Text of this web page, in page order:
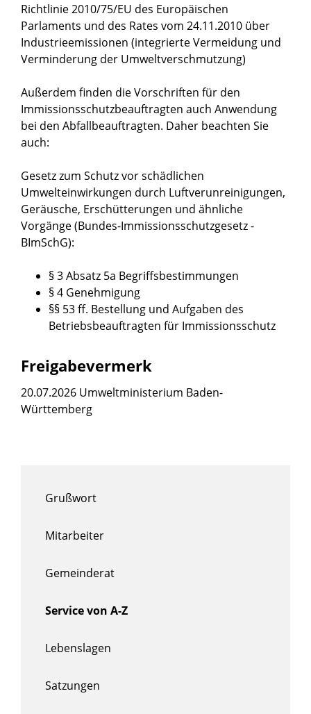
Richtlinie 2010/75/EU des Europäischen
Parlaments und des Rates vom 24.11.2010 über
Industrieemissionen (integrierte Vermeidung und
Verminderung der Umweltverschmutzung)
Außerdem finden die Vorschriften für den
Immissionsschutzbeauftragten auch Anwendung
bei den Abfallbeauftragten. Daher beachten Sie
auch:
Gesetz zum Schutz vor schädlichen
Umwelteinwirkungen durch Luftverunreinigungen,
Geräusche, Erschütterungen und ähnliche
Vorgänge (Bundes-Immissionsschutzgesetz -
BImSchG):
§ 3 Absatz 5a Begriffsbestimmungen
§ 4 Genehmigung
§§ 53 ff. Bestellung und Aufgaben des
Betriebsbeauftragten für Immissionsschutz
Freigabevermerk
20.07.2026 Umweltministerium Baden-
Württemberg
Grußwort
Mitarbeiter
Gemeinderat
Service von A-Z
Lebenslagen
Satzungen